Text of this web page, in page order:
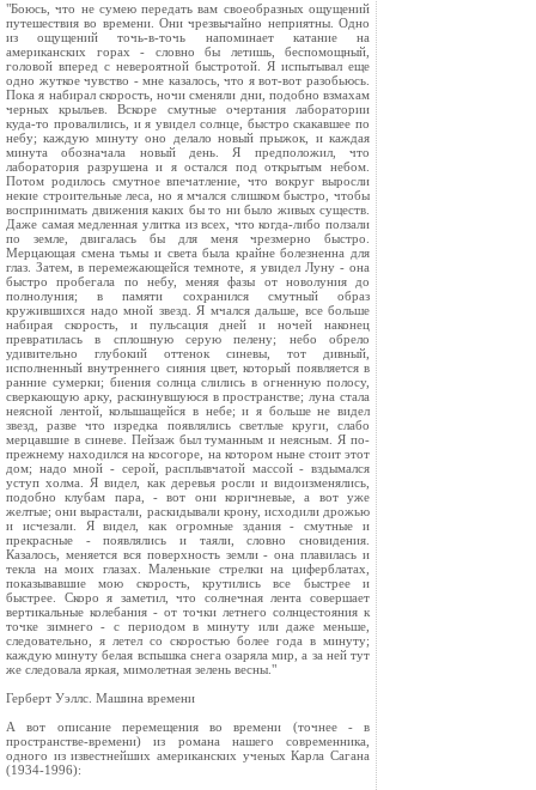
"Боюсь, что не сумею передать вам своеобразных ощущений
путешествия во времени. Они чрезвычайно неприятны. Одно
из ощущений точь-в-точь напоминает катание на
американских горах - словно бы летишь, беспомощный,
головой вперед с невероятной быстротой. Я испытывал еще
одно жуткое чувство - мне казалось, что я вот-вот разобьюсь.
Пока я набирал скорость, ночи сменяли дни, подобно взмахам
черных крыльев. Вскоре смутные очертания лаборатории
куда-то провалились, и я увидел солнце, быстро скакавшее по
небу; каждую минуту оно делало новый прыжок, и каждая
минута обозначала новый день. Я предположил, что
лаборатория разрушена и я остался под открытым небом.
Потом родилось смутное впечатление, что вокруг выросли
некие строительные леса, но я мчался слишком быстро, чтобы
воспринимать движения каких бы то ни было живых существ.
Даже самая медленная улитка из всех, что когда-либо ползали
по земле, двигалась бы для меня чрезмерно быстро.
Мерцающая смена тьмы и света была крайне болезненна для
глаз. Затем, в перемежающейся темноте, я увидел Луну - она
быстро пробегала по небу, меняя фазы от новолуния до
полнолуния; в памяти сохранился смутный образ
кружившихся надо мной звезд. Я мчался дальше, все больше
набирая скорость, и пульсация дней и ночей наконец
превратилась в сплошную серую пелену; небо обрело
удивительно глубокий оттенок синевы, тот дивный,
исполненный внутреннего сияния цвет, который появляется в
ранние сумерки; биения солнца слились в огненную полосу,
сверкающую арку, раскинувшуюся в пространстве; луна стала
неясной лентой, колышащейся в небе; и я больше не видел
звезд, разве что изредка появлялись светлые круги, слабо
мерцавшие в синеве. Пейзаж был туманным и неясным. Я по-
прежнему находился на косогоре, на котором ныне стоит этот
дом; надо мной - серой, расплывчатой массой - вздымался
уступ холма. Я видел, как деревья росли и видоизменялись,
подобно клубам пара, - вот они коричневые, а вот уже
желтые; они вырастали, раскидывали крону, исходили дрожью
и исчезали. Я видел, как огромные здания - смутные и
прекрасные - появлялись и таяли, словно сновидения.
Казалось, меняется вся поверхность земли - она плавилась и
текла на моих глазах. Маленькие стрелки на циферблатах,
показывавшие мою скорость, крутились все быстрее и
быстрее. Скоро я заметил, что солнечная лента совершает
вертикальные колебания - от точки летнего солнцестояния к
точке зимнего - с периодом в минуту или даже меньше,
следовательно, я летел со скоростью более года в минуту;
каждую минуту белая вспышка снега озаряла мир, а за ней тут
же следовала яркая, мимолетная зелень весны."
Герберт Уэллс. Машина времени
А вот описание перемещения во времени (точнее - в
пространстве-времени) из романа нашего современника,
одного из известнейших американских ученых Карла Сагана
(1934-1996):